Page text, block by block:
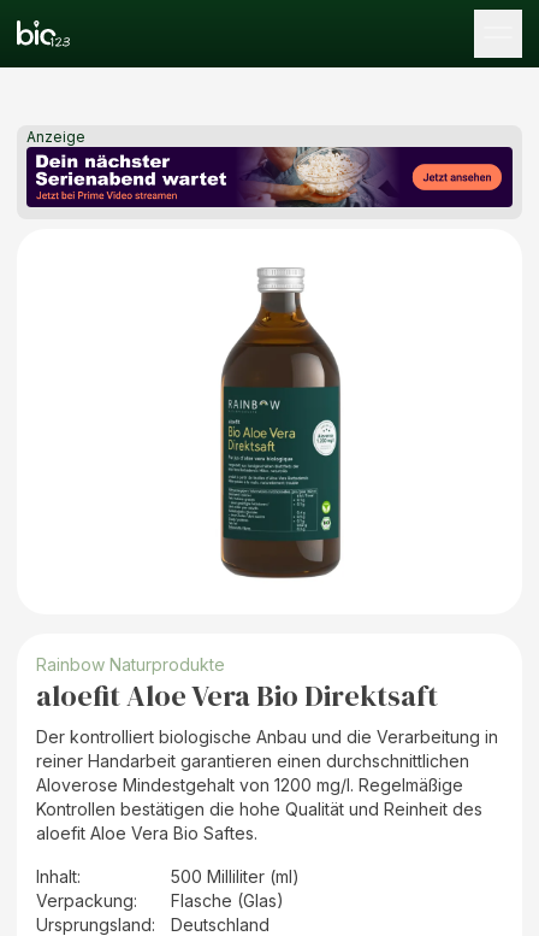
Anzeige
Rainbow Naturprodukte
aloefit Aloe Vera Bio Direktsaft
Der kontrolliert biologische Anbau und die Verarbeitung in
reiner Handarbeit garantieren einen durchschnittlichen
Aloverose Mindestgehalt von 1200 mg/l. Regelmäßige
Kontrollen bestätigen die hohe Qualität und Reinheit des
aloefit Aloe Vera Bio Saftes.
Inhalt:
500 Milliliter (ml)
Verpackung:
Flasche (Glas)
Ursprungsland:
Deutschland